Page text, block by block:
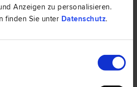
Anzeigen zu personalisieren.
finden Sie unter Datenschutz.
und Immobilien­recht | Vertrags­recht |